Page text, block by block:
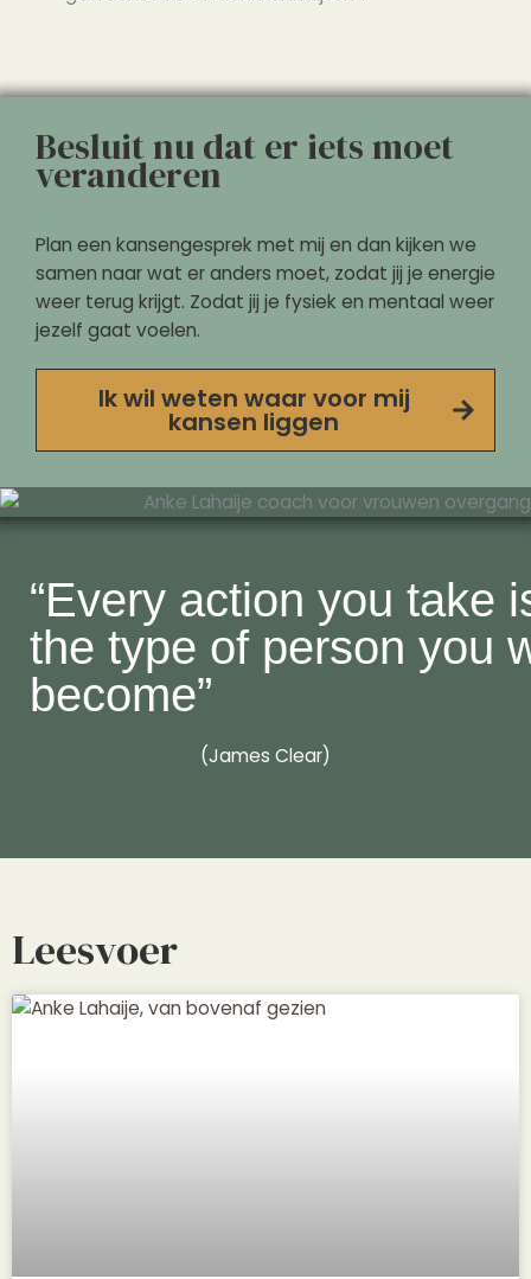
Besluit nu dat er iets moet
veranderen
Plan een kansengesprek met mij en dan kijken we
samen naar wat er anders moet, zodat jij je energie
weer terug krijgt. Zodat jij je fysiek en mentaal weer
jezelf gaat voelen.
Ik wil weten waar voor mij
kansen liggen
“Every action you take
the type of person you
become”
(James Clear)
Leesvoer